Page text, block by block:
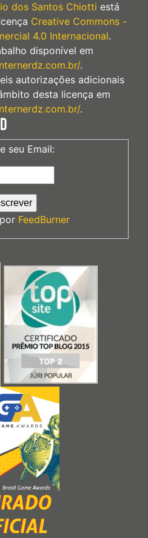
dos Santos Chiotti está
Creative Commons -
4.0 Internacional.
disponível em
.
autorizações adicionais
desta licença em
.
seu Email:
FeedBurner